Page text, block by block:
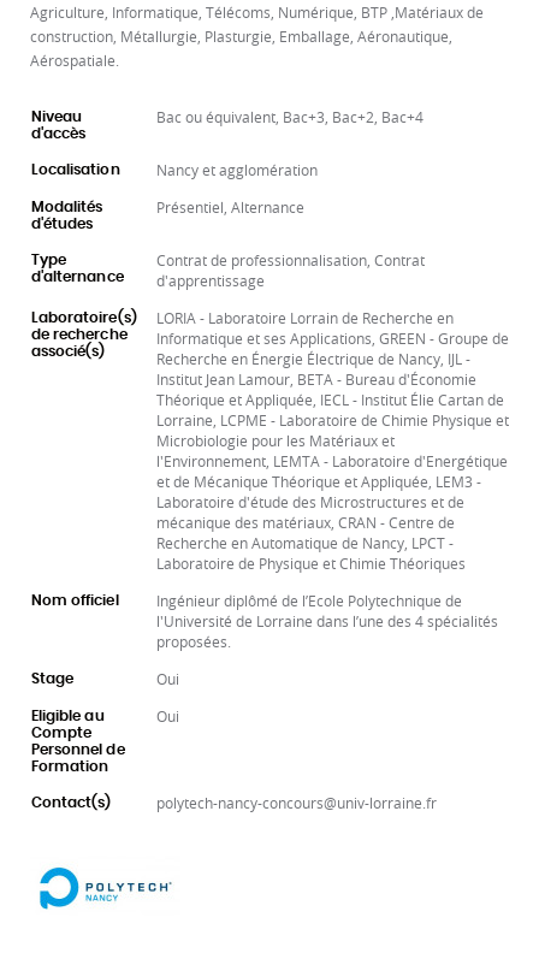
Agriculture, Informatique, Télécoms, Numérique, BTP ,Matériaux de
construction, Métallurgie, Plasturgie, Emballage, Aéronautique,
Aérospatiale.
Niveau
d'accès
Bac ou équivalent, Bac+3, Bac+2, Bac+4
Localisation Nancy et agglomération
Modalités
d'études
Présentiel, Alternance
Type
d'alternance
Contrat de professionnalisation, Contrat
d'apprentissage
Laboratoire(s)
de recherche
associé(s)
LORIA - Laboratoire Lorrain de Recherche en
Informatique et ses Applications, GREEN - Groupe de
Recherche en Énergie Électrique de Nancy, IJL -
Institut Jean Lamour, BETA - Bureau d'Économie
Théorique et Appliquée, IECL - Institut Élie Cartan de
Lorraine, LCPME - Laboratoire de Chimie Physique et
Microbiologie pour les Matériaux et
l'Environnement, LEMTA - Laboratoire d'Energétique
et de Mécanique Théorique et Appliquée, LEM3 -
Laboratoire d'étude des Microstructures et de
mécanique des matériaux, CRAN - Centre de
Recherche en Automatique de Nancy, LPCT -
Laboratoire de Physique et Chimie Théoriques
Nom officiel
Ingénieur diplômé de l’Ecole Polytechnique de
l'Université de Lorraine dans l’une des 4 spécialités
proposées.
Stage Oui
Eligible au
Compte
Personnel de
Formation
Oui
Contact(s) polytech-nancy-concours@univ-lorraine.fr